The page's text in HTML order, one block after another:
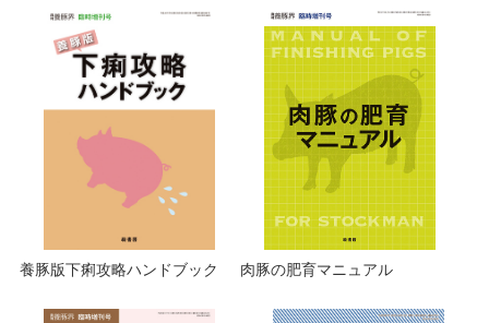
養豚版下痢攻略ハンドブック 肉豚の肥育マニュアル